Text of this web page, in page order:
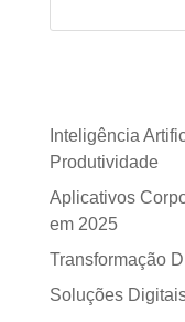
Inteligência
Produtividade
Aplicativos
em 2025
Transformação
Soluções